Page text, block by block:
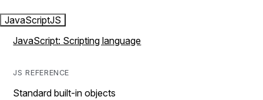
JavaScriptJS
JavaScript: Scripting language
JS REFERENCE
Standard built-in objects